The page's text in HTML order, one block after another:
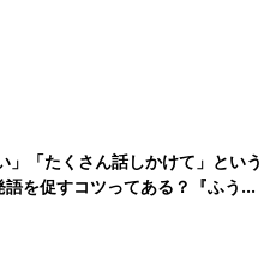
」「たくさん話しかけて」という
を促すコツってある？『ふうふ